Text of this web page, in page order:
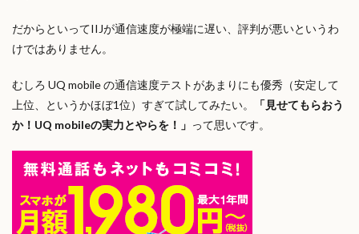
だからといってIIJが通信速度が極端に遅い、評判が悪いというわ
けではありません。
むしろ UQ mobile の通信速度テストがあまりにも優秀（安定して
上位、というかほぼ1位）すぎて試してみたい。
「見せてもらおう
か！UQ mobileの実力とやらを！」 って思いです。